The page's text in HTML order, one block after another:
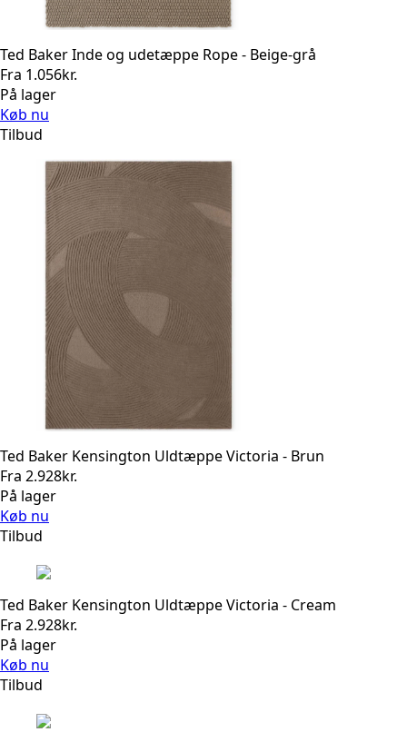
Ted Baker Inde og udetæppe Rope - Beige-grå
Fra 1.056kr.
På lager
Køb nu
Tilbud
Ted Baker Kensington Uldtæppe Victoria - Brun
Fra 2.928kr.
På lager
Køb nu
Tilbud
Ted Baker Kensington Uldtæppe Victoria - Cream
Fra 2.928kr.
På lager
Køb nu
Tilbud